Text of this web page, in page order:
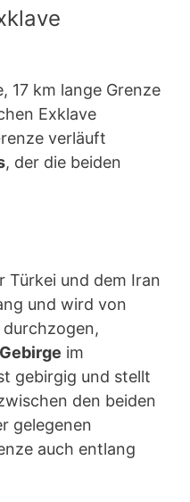
17 km lange Grenze
Exklave
verläuft
, der die beiden
Türkei und dem Iran
und wird von
im
gebirgig und stellt
den beiden
gelegenen
auch entlang